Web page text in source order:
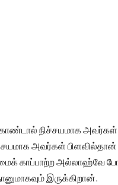
நிச்சயமாக அவர்கள்
அவர்கள் பிளவில்தான்
காப்பாற்ற அல்லாஹ்வே
இருக்கிறான்.